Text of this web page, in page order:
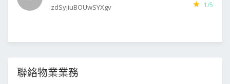
1/5
zdSyjiuBOUwSYXgv
聯絡物業業務